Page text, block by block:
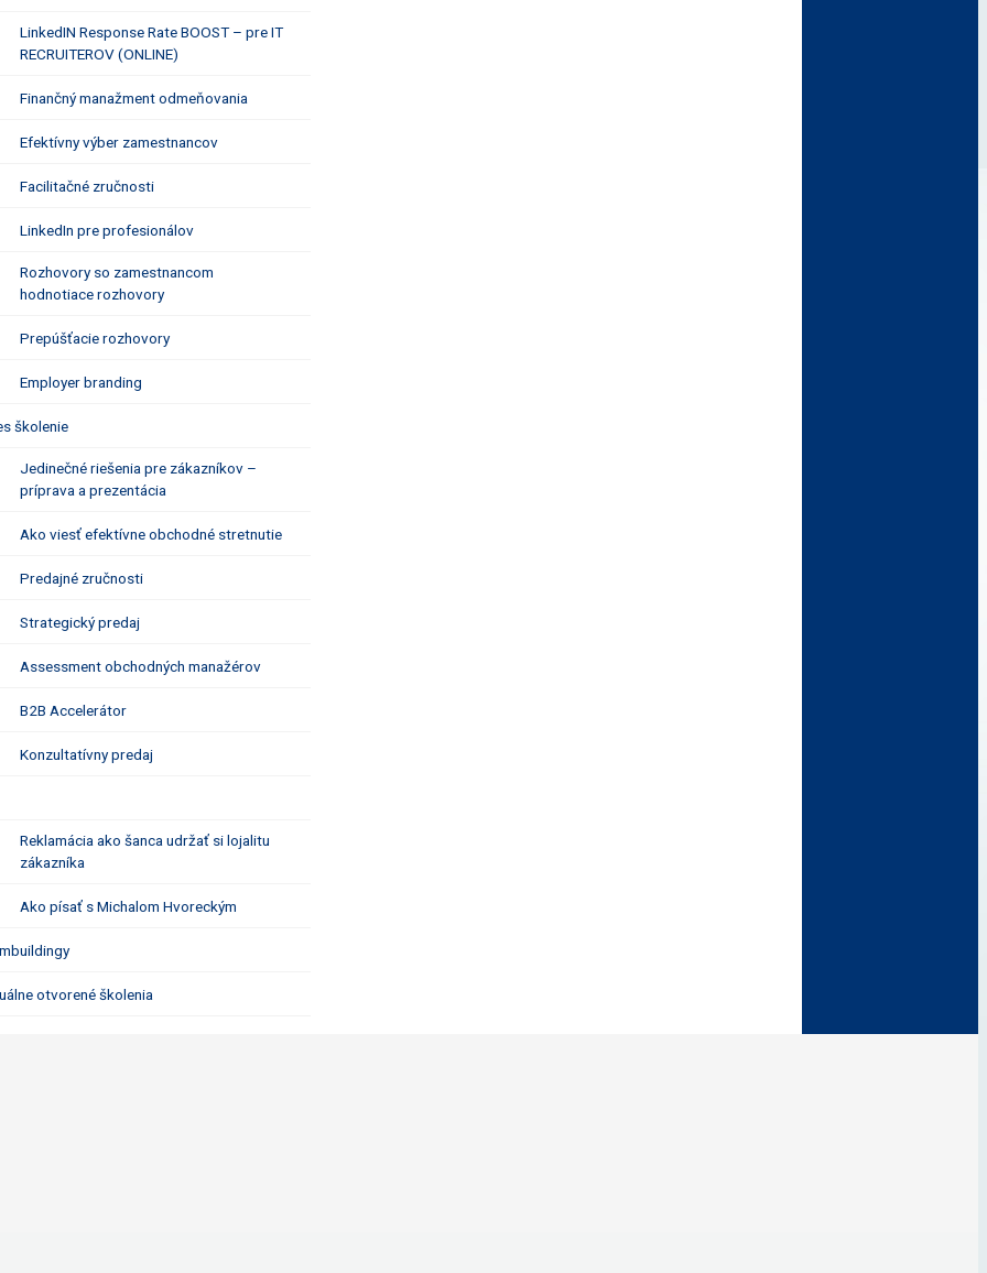
LinkedIN Response Rate BOOST – pre IT
RECRUITEROV (ONLINE)
Finančný manažment odmeňovania
Efektívny výber zamestnancov
Facilitačné zručnosti
LinkedIn pre profesionálov
Rozhovory so zamestnancom
hodnotiace rozhovory
Prepúšťacie rozhovory
Employer branding
školenie
Jedinečné riešenia pre zákazníkov –
príprava a prezentácia
Ako viesť efektívne obchodné stretnutie
Predajné zručnosti
Strategický predaj
Assessment obchodných manažérov
B2B Accelerátor
Konzultatívny predaj
Reklamácia ako šanca udržať si lojalitu
zákazníka
Ako písať s Michalom Hvoreckým
otvorené školenia